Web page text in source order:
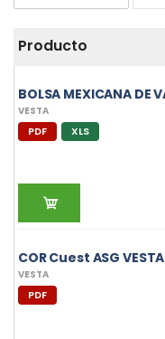
Producto
VESTA
PDF XLS
COR Cuest ASG VESTA
VESTA
PDF